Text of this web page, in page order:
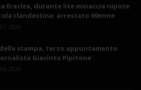
Eraclea, durante lite minaccia nipote
clandestina: arrestato 69enne
2026
stampa, terzo appuntamento
Giacinto Pipitone
2026